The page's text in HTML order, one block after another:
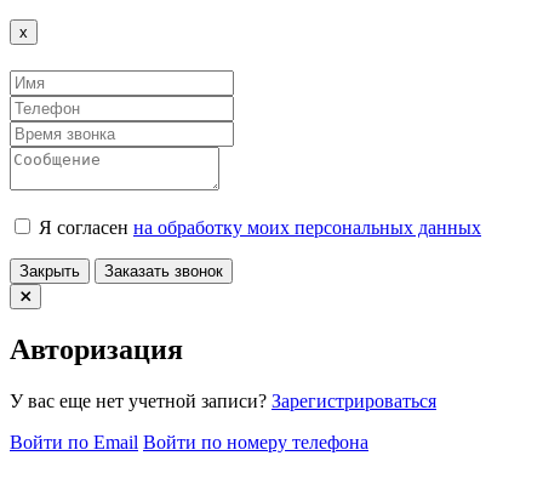
x
Я согласен на обработку моих персональных данных
Закрыть Заказать звонок
Авторизация
У вас еще нет учетной записи? Зарегистрироваться
Войти по Email Войти по номеру телефона